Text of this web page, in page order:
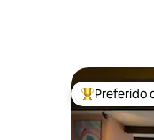
Entre os
Preferido